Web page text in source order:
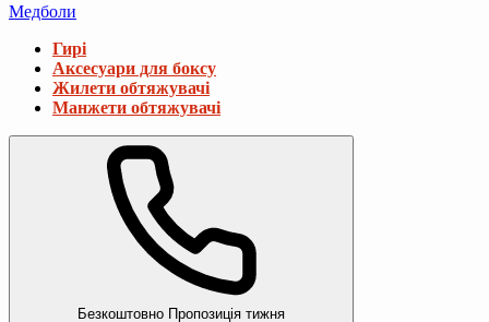
Медболи
Гирі
Аксесуари для боксу
Жилети обтяжувачі
Манжети обтяжувачі
Безкоштовно Пропозиція тижня